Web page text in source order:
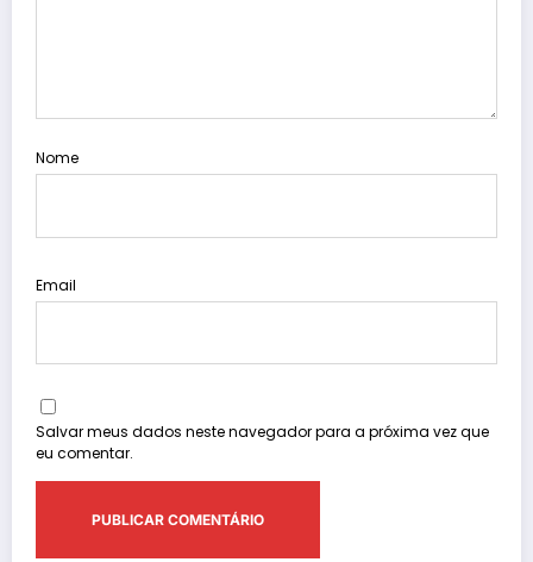
Nome
Email
Salvar meus dados neste navegador para a próxima vez que
eu comentar.